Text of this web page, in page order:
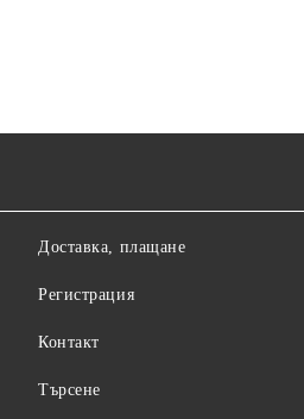
Доставка, плащане
Регистрация
Контакт
Търсене